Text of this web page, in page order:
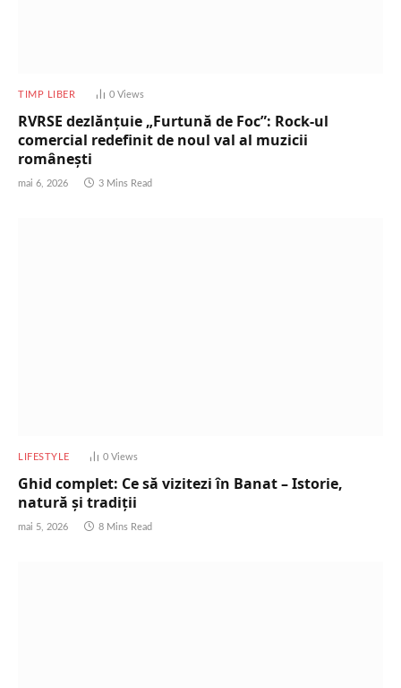
TIMP LIBER 0 Views
RVRSE dezlănțuie „Furtună de Foc”: Rock-ul
comercial redefinit de noul val al muzicii
românești
mai 6, 2026 3 Mins Read
LIFESTYLE 0 Views
Ghid complet: Ce să vizitezi în Banat – Istorie,
natură și tradiții
mai 5, 2026 8 Mins Read